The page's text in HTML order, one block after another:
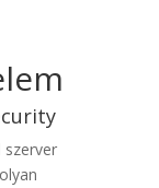
szerver